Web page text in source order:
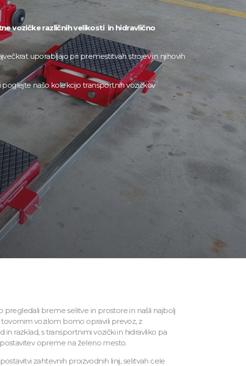
vozičke različnih velikosti in hidravlično
uporabljajo pri premestitvah strojev in njihovih
poglejte našo kolekcijo transportnih vozičkov
pregledali breme selitve in prostore in našli najbolj
tovornim vozilom bomo opravili prevoz, z
in razklad, s transportnimi vozički in hidravliko pa
opreme na želeno mesto.
zahtevnih proizvodnih linij, selitvah cele